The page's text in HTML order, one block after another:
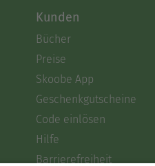
Kunden
Bücher
Preise
Skoobe App
Geschenkgutscheine
Code einlösen
Hilfe
Barrierefreiheit